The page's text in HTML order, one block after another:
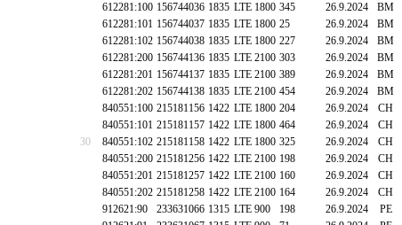
612281:100 156744036 1835 LTE 1800 345 26.9.2024 BM
612281:101 156744037 1835 LTE 1800 25 26.9.2024 BM
612281:102 156744038 1835 LTE 1800 227 26.9.2024 BM
612281:200 156744136 1835 LTE 2100 303 26.9.2024 BM
612281:201 156744137 1835 LTE 2100 389 26.9.2024 BM
612281:202 156744138 1835 LTE 2100 454 26.9.2024 BM
840551:100 215181156 1422 LTE 1800 204 26.9.2024 CH
840551:101 215181157 1422 LTE 1800 464 26.9.2024 CH
30
840551:102 215181158 1422 LTE 1800 325 26.9.2024 CH
840551:200 215181256 1422 LTE 2100 198 26.9.2024 CH
840551:201 215181257 1422 LTE 2100 160 26.9.2024 CH
840551:202 215181258 1422 LTE 2100 164 26.9.2024 CH
912621:90
233631066 1315 LTE 900 198 26.9.2024 PE